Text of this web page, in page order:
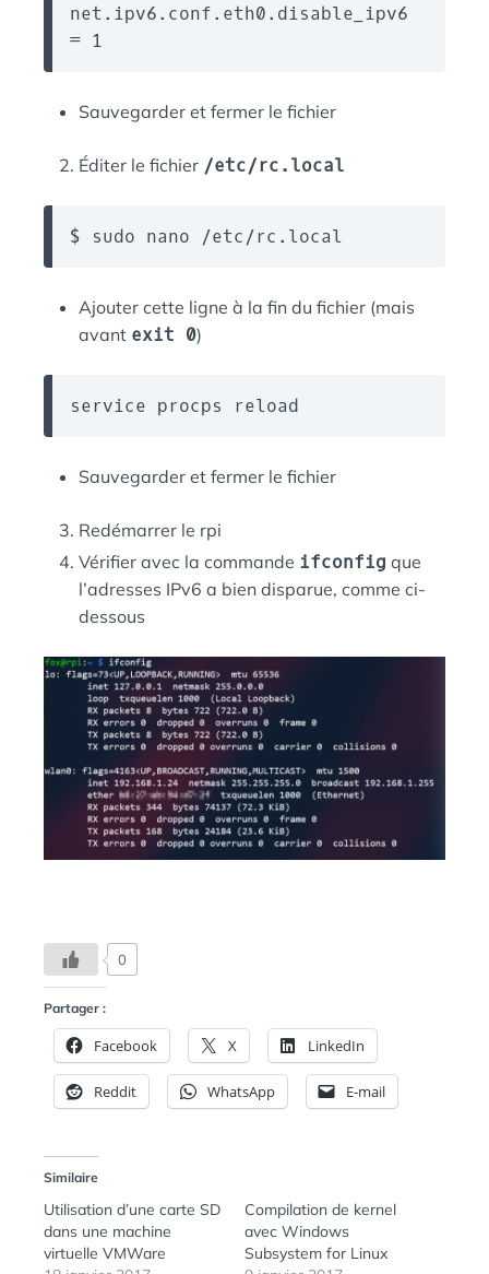
net.ipv6.conf.eth0.disable_ipv6
= 1
Sauvegarder et fermer le fichier
Éditer le fichier /etc/rc.local
$ sudo nano /etc/rc.local
Ajouter cette ligne à la fin du fichier (mais
avant exit 0)
service procps reload
Sauvegarder et fermer le fichier
Redémarrer le rpi
Vérifier avec la commande ifconfig que
l’adresses IPv6 a bien disparue, comme ci-
dessous
0
Partager :
Facebook X LinkedIn
Reddit WhatsApp E-mail
Similaire
Utilisation d’une carte SD
dans une machine
virtuelle VMWare
Compilation de kernel
avec Windows
Subsystem for Linux